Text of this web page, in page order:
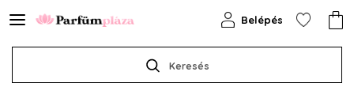
Keresés
Belépés